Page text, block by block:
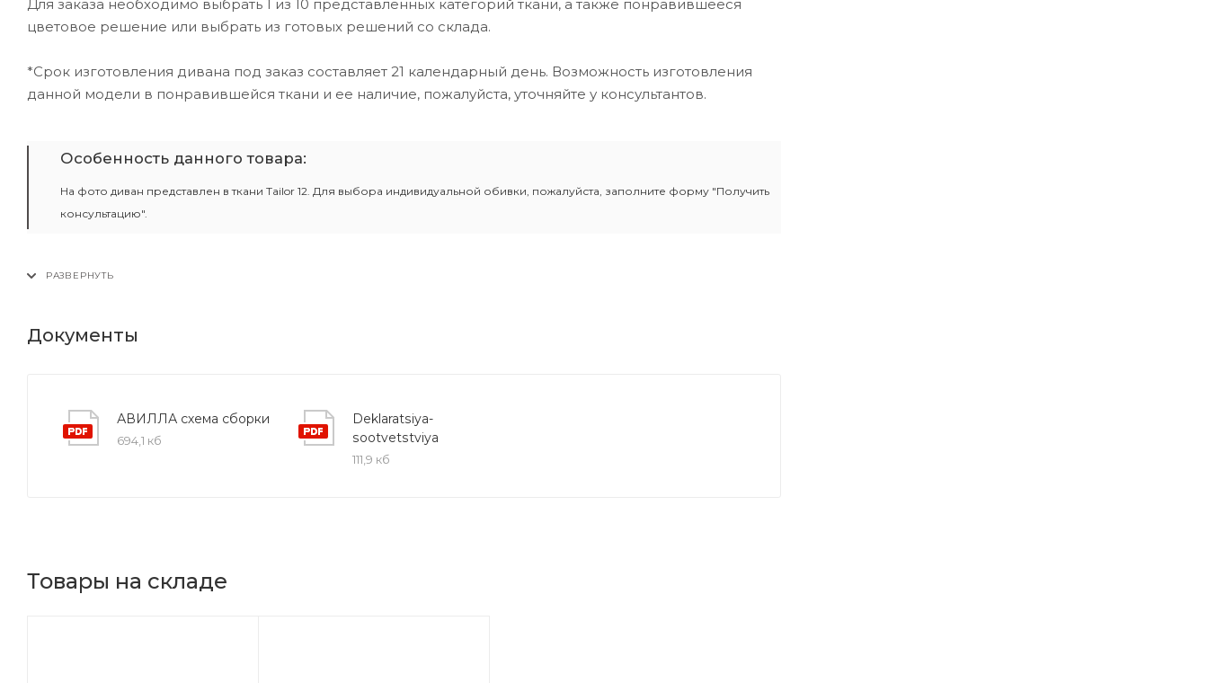
Для заказа необходимо выбрать 1 из 10 представленных категорий ткани, а также понравившееся
цветовое решение или выбрать из готовых решений со склада.
*Срок изготовления дивана под заказ составляет 21 календарный день. Возможность изготовления
данной модели в понравившейся ткани и ее наличие, пожалуйста, уточняйте у консультантов.
Особенность данного товара:
На фото диван представлен в ткани Tailor 12. Для выбора индивидуальной обивки, пожалуйста, заполните форму "Получить
консультацию".
Документы
АВИЛЛА схема сборки
694,1 кб
Deklaratsiya-
sootvetstviya
111,9 кб
Товары на складе